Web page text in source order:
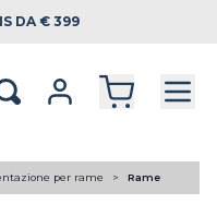
DA € 399
per rame Rame